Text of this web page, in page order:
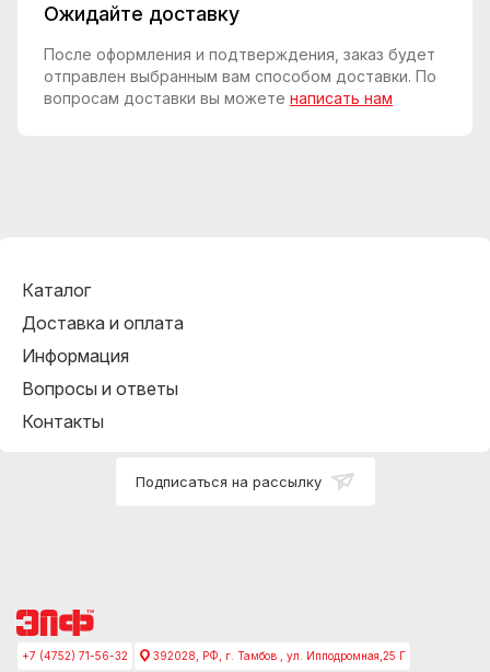
Ожидайте доставку
После оформления и подтверждения, заказ будет
отправлен выбранным вам способом доставки. По
вопросам доставки вы можете написать нам
Каталог
Доставка и оплата
Информация
Вопросы и ответы
Контакты
Подписаться на рассылку
+7 (4752) 71-56-32 392028, РФ, г. Тамбов , ул. Ипподромная,25 Г